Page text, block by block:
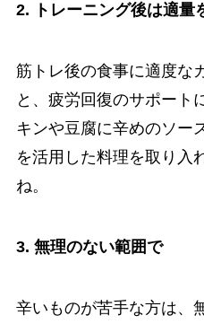
2. トレーニング後は適量
筋トレ後の食事に適度な
と、疲労回復のサポート
キンや豆腐に辛めのソー
を活用した料理を取り入
ね。
3. 無理のない範囲で
辛いものが苦手な方は、